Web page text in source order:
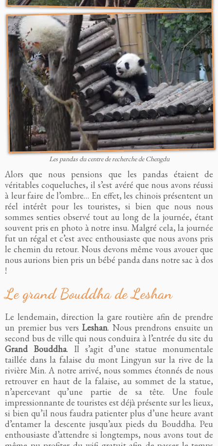
Les pandas du centre de recherche de Chengdu
Alors que nous pensions que les pandas étaient de
véritables coqueluches, il s’est avéré que nous avons réussi
à leur faire de l’ombre… En effet, les chinois présentent un
réel intérêt pour les touristes, si bien que nous nous
sommes senties observé tout au long de la journée, étant
souvent pris en photo à notre insu. Malgré cela, la journée
fut un régal et c’est avec enthousiaste que nous avons pris
le chemin du retour. Nous devons même vous avouer que
nous aurions bien pris un bébé panda dans notre sac à dos
!
Le grand Bouddha de Leshan
Le lendemain, direction la gare routière afin de prendre
un premier bus vers Leshan. Nous prendrons ensuite un
second bus de ville qui nous conduira à l’entrée du site du
Grand Bouddha. Il s’agit d’une statue monumentale
taillée dans la falaise du mont Lingyun sur la rive de la
rivière Min. A notre arrivé, nous sommes étonnés de nous
retrouver en haut de la falaise, au sommet de la statue,
n’apercevant qu’une partie de sa tête. Une foule
impressionnante de touristes est déjà présente sur les lieux,
si bien qu’il nous faudra patienter plus d’une heure avant
d’entamer la descente jusqu’aux pieds du Bouddha. Peu
enthousiaste d’attendre si longtemps, nous avons tout de